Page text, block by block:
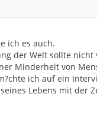
ich es auch.
der Welt sollte nicht
Minderheit von
ich auf ein
Lebens mit der